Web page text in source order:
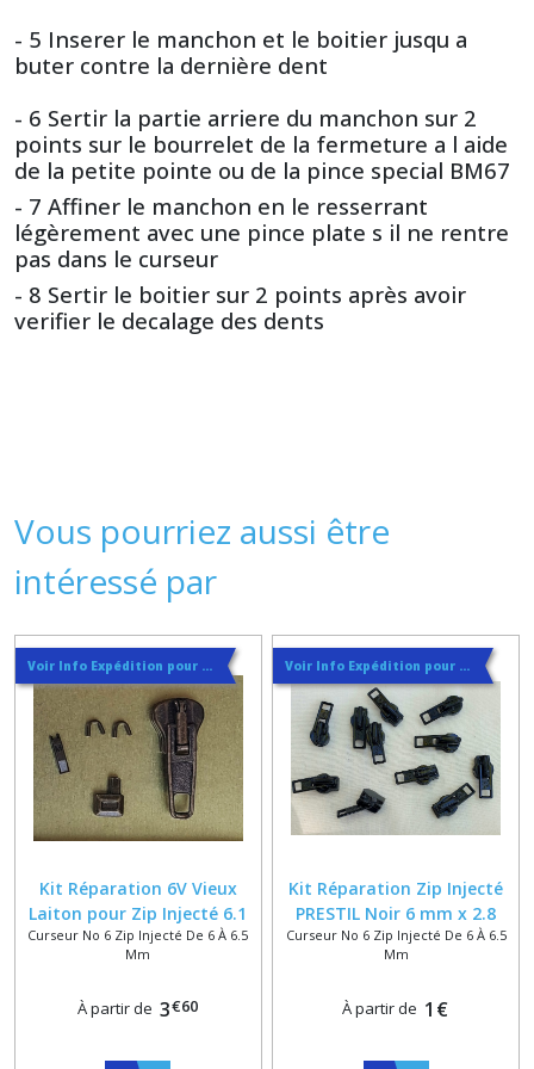
- 5 Inserer le manchon et le boitier jusqu a
buter contre la dernière dent
- 6 Sertir la partie arriere du manchon sur 2
points sur le bourrelet de la fermeture a l aide
de la petite pointe ou de la pince special BM67
- 7 Affiner le manchon en le resserrant
légèrement avec une pince plate s il ne rentre
pas dans le curseur
- 8 Sertir le boitier sur 2 points après avoir
verifier le decalage des dents
Vous pourriez aussi être
intéressé par
Voir Info Expédition pour Régler les Frais de Port au Meilleur Prix , En haut d'ecran à Droite
Kit Réparation 6V Vieux
Laiton pour Zip Injecté 6.1
mm x 3 mm / 1.25 mm
Curseur No 6 Zip Injecté De 6 À 6.5
Mm
À partir de 3€60
Voir Info Expédition pour Régler les Frais de Port au Meilleur Prix , En haut d'ecran à Droite
Kit Réparation Zip Injecté
PRESTIL Noir 6 mm x 2.8
mm / 1.2 mm
Curseur No 6 Zip Injecté De 6 À 6.5
Mm
À partir de 1 €